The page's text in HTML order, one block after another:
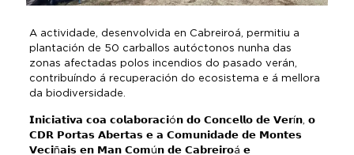
A actividade, desenvolvida en Cabreiroá, permitiu a
plantación de 50 carballos autóctonos nunha das
zonas afectadas polos incendios do pasado verán,
contribuíndo á recuperación do ecosistema e á mellora
da biodiversidade.
𝗜𝗻𝗶𝗰𝗶𝗮𝘁𝗶𝘃𝗮 𝗰𝗼𝗮 𝗰𝗼𝗹𝗮𝗯𝗼𝗿𝗮𝗰𝗶ó𝗻 𝗱𝗼 𝗖𝗼𝗻𝗰𝗲𝗹𝗹𝗼 𝗱𝗲 𝗩𝗲𝗿í𝗻, 𝗼
𝗖𝗗𝗥 𝗣𝗼𝗿𝘁𝗮𝘀 𝗔𝗯𝗲𝗿𝘁𝗮𝘀 𝗲 𝗮 𝗖𝗼𝗺𝘂𝗻𝗶𝗱𝗮𝗱𝗲 𝗱𝗲 𝗠𝗼𝗻𝘁𝗲𝘀
𝗩𝗲𝗰𝗶ñ𝗮𝗶𝘀 𝗲𝗻 𝗠𝗮𝗻 𝗖𝗼𝗺ú𝗻 𝗱𝗲 𝗖𝗮𝗯𝗿𝗲𝗶𝗿𝗼á 𝗲